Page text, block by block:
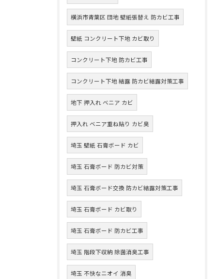
横浜市青葉区 団地 壁紙張替え 防カビ工事
壁紙 コンクリート下地 カビ取り
コンクリート下地 防カビ工事
コンクリート下地 結露 防カビ結露対策工事
地下 押入れ ベニア カビ
押入れ ベニア重ね貼り カビ臭
埼玉 壁紙 石膏ボード カビ
埼玉 石膏ボード 防カビ対策
埼玉 石膏ボード交換 防カビ結露対策工事
埼玉 石膏ボード カビ取り
埼玉 石膏ボード 防カビ工事
埼玉 階段下収納 除菌消臭工事
埼玉 不快なニオイ 消臭